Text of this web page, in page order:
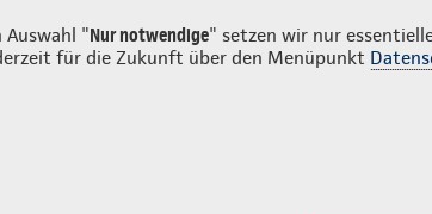
Auswahl "Nur notwendige" setzen wir nur
für die Zukunft über den Menüpunkt
Login Kontakt